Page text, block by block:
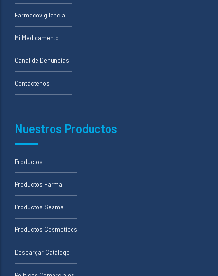
Farmacovigilancia
Mi Medicamento
Canal de Denuncias
Contáctenos
Nuestros Productos
Productos
Productos Farma
Productos Sesma
Productos Cosméticos
Descargar Catálogo